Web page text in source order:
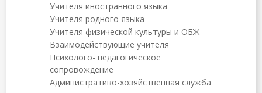
Учителя иностранного языка
Учителя родного языка
Учителя физической культуры и ОБЖ
Взаимодействующие учителя
Психолого- педагогическое
сопровождение
Административо-хозяйственная служба